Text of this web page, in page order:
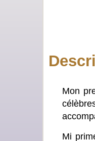
Mon
Mi